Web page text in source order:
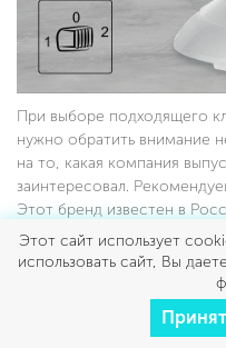
При выборе подходящего
нужно обратить внимание
на то, какая компания
заинтересовал.
Этот бренд известен в
он вышел более 25 лет назад.
Плюсы, которые вы
Удобство – приборами
Этот сайт использует
использовать сайт, Вы